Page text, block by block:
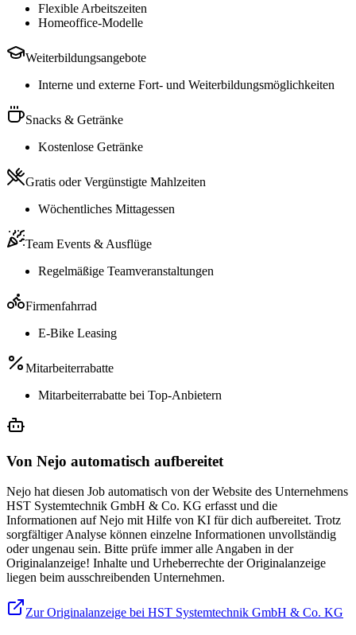
Flexible Arbeitszeiten
Homeoffice-Modelle
Weiterbildungsangebote
Interne und externe Fort- und Weiterbildungsmöglichkeiten
Snacks & Getränke
Kostenlose Getränke
Gratis oder Vergünstigte Mahlzeiten
Wöchentliches Mittagessen
Team Events & Ausflüge
Regelmäßige Teamveranstaltungen
Firmenfahrrad
E-Bike Leasing
Mitarbeiterrabatte
Mitarbeiterrabatte bei Top-Anbietern
Von Nejo automatisch aufbereitet
Nejo hat diesen Job automatisch von der Website des Unternehmens
HST Systemtechnik GmbH & Co. KG erfasst und die
Informationen auf Nejo mit Hilfe von KI für dich aufbereitet. Trotz
sorgfältiger Analyse können einzelne Informationen unvollständig
oder ungenau sein. Bitte prüfe immer alle Angaben in der
Originalanzeige! Inhalte und Urheberrechte der Originalanzeige
liegen beim ausschreibenden Unternehmen.
Zur Originalanzeige bei HST Systemtechnik GmbH & Co. KG